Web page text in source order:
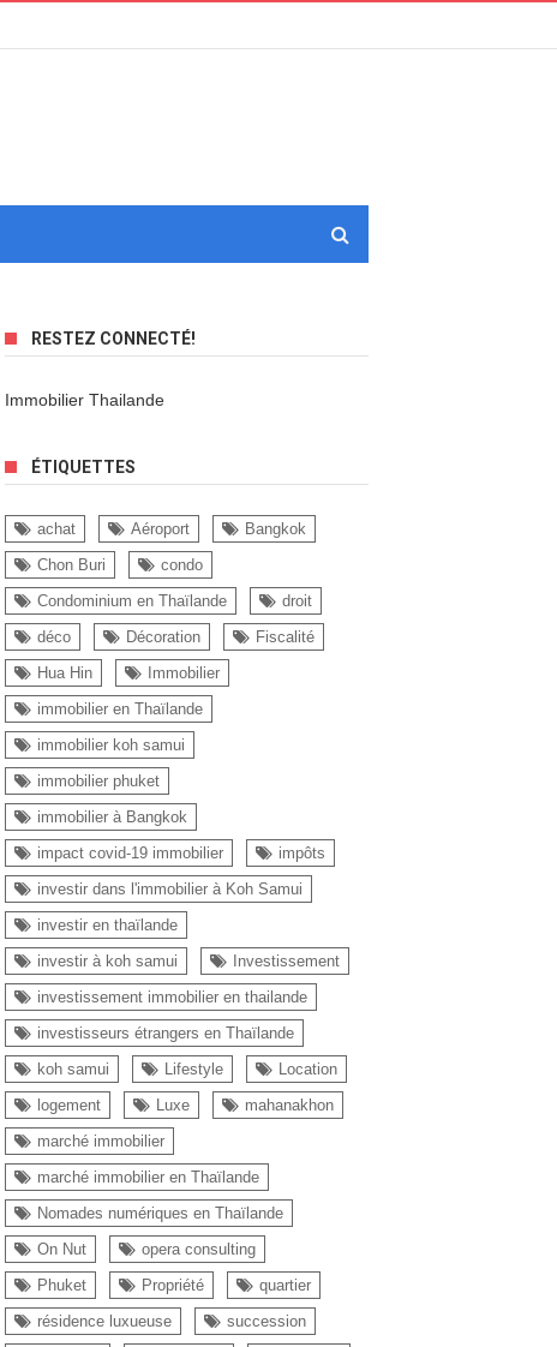
RESTEZ CONNECTÉ!
Immobilier Thailande
ÉTIQUETTES
achat Aéroport
Bangkok
Chon Buri
condo
Condominium en Thaïlande
droit
déco
Décoration
Fiscalité
Hua Hin
Immobilier
immobilier en Thaïlande
immobilier koh samui
immobilier phuket
immobilier à Bangkok
impact covid-19 immobilier
impôts
investir dans l'immobilier à Koh Samui
investir en thaïlande
investir à koh samui
Investissement
investissement immobilier en thailande
investisseurs étrangers en Thaïlande
koh samui
Lifestyle
Location
logement
Luxe
mahanakhon
marché immobilier
marché immobilier en Thaïlande
Nomades numériques en Thaïlande
On Nut
opera consulting
Phuket
Propriété
quartier
résidence luxueuse
succession